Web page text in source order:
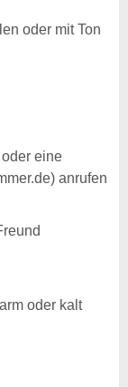
oder mit Ton
eine
anrufen
oder kalt